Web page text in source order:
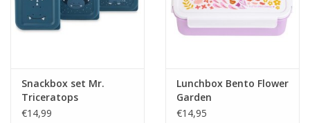
Snackbox set Mr.
Triceratops
€14,99
Lunchbox Bento Flower
Garden
€14,95